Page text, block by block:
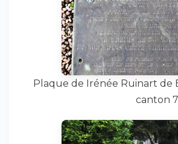
Plaque de Irénée Ruinart de
canton